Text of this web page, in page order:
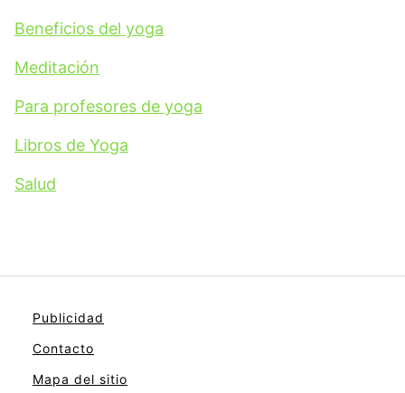
Beneficios del yoga
Meditación
Para profesores de yoga
Libros de Yoga
Salud
Publicidad
Contacto
Mapa del sitio